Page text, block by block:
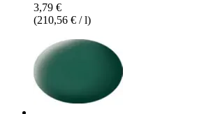
3,79 €
(210,56 € / l)